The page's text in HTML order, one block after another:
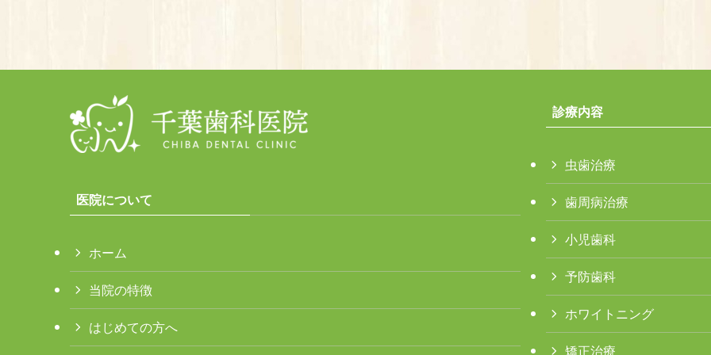
医院について
ホーム
当院の特徴
はじめての方へ
診療内容
虫歯治療
歯周病治療
小児歯科
予防歯科
ホワイトニング
矯正治療